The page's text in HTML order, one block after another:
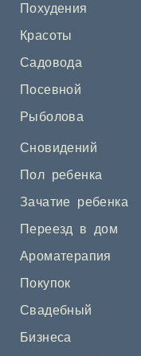
Похудения
Красоты
Садовода
Посевной
Рыболова
Сновидений
Пол ребенка
Зачатие ребенка
Переезд в дом
Ароматерапия
Покупок
Свадебный
Бизнеса